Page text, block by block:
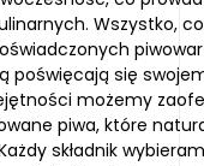
Wszystko, co
poświęcają się
możemy
piwa, które
składnik